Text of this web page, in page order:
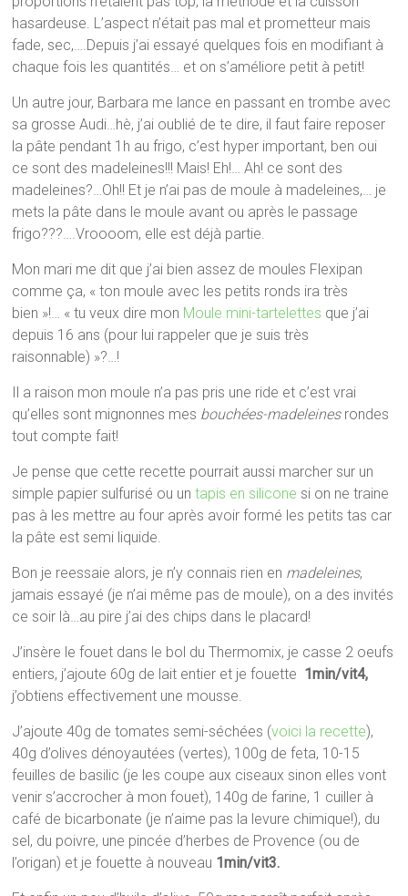
hasardeuse. L’aspect n’était pas mal et prometteur mais
fade, sec,….Depuis j’ai essayé quelques fois en modifiant à
chaque fois les quantités… et on s’améliore petit à petit!
Un autre jour, Barbara me lance en passant en trombe avec
sa grosse Audi…hè, j’ai oublié de te dire, il faut faire reposer
la pâte pendant 1h au frigo, c’est hyper important, ben oui
ce sont des madeleines!!! Mais! Eh!… Ah! ce sont des
madeleines?…Oh!! Et je n’ai pas de moule à madeleines,… je
mets la pâte dans le moule avant ou après le passage
frigo???….Vroooom, elle est déjà partie.
Mon mari me dit que j’ai bien assez de moules Flexipan
comme ça, « ton moule avec les petits ronds ira très
bien »!… « tu veux dire mon Moule mini-tartelettes que j’ai
depuis 16 ans (pour lui rappeler que je suis très
raisonnable) »?…!
Il a raison mon moule n’a pas pris une ride et c’est vrai
qu’elles sont mignonnes mes bouchées-madeleinesrondes
tout compte fait!
Je pense que cette recette pourrait aussi marcher sur un
simple papier sulfurisé ou untapis en silicone si on ne traine
pas à les mettre au four après avoir formé les petits tas car
la pâte est semi liquide.
Bon je reessaie alors, je n’y connais rien en madeleines,
jamais essayé (je n’ai même pas de moule), on a des invités
ce soir là…au pire j’ai des chips dans le placard!
J’insère le fouet dans le bol du Thermomix, je casse 2 oeufs
entiers, j’ajoute 60g de lait entier et je fouette 1min/vit4,
j’obtiens effectivement une mousse.
J’ajoute 40g de tomates semi-séchées (voici la recette),
40g d’olives dénoyautées (vertes), 100g de feta, 10-15
feuilles de basilic (je les coupe aux ciseaux sinon elles vont
venir s’accrocher à mon fouet), 140g de farine, 1 cuiller à
café de bicarbonate (je n’aime pas la levure chimique!), du
sel, du poivre, une pincée d’herbes de Provence (ou de
l’origan) et je fouette à nouveau 1min/vit3.